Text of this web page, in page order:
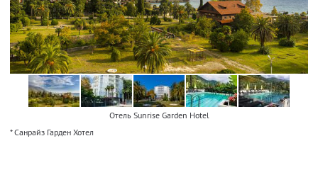
Отель Sunrise Garden Hotel
* Санрайз Гарден Хотел